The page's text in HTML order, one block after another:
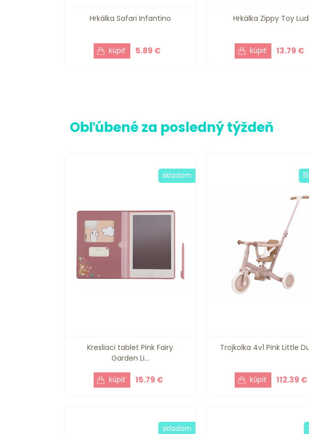
Hrkálka Safari Infantino
5.89 €
Hrkálka Zippy Toy Ludi
13.79 €
Obľúbené za posledný týždeň
Kresliaci tablet Pink Fairy
Garden Li...
15.79 €
skladom
Trojkolka 4v1 Pink Little
112.39 €
skladom